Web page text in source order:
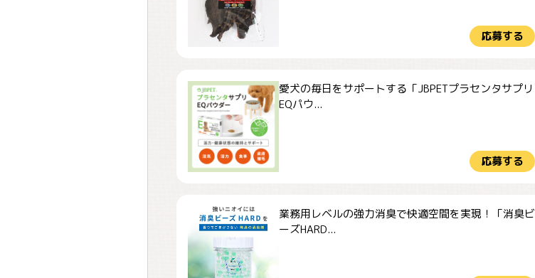
応募する
愛犬の毎日をサポートする「JBPETプラセンタサプリ
EQパウ...
応募する
業務用レベルの強力消臭で快適空間を実現！「消臭ビ
ーズHARD...